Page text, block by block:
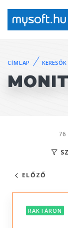
CÍMLAP KERESŐK
76
ELŐZŐ
RAKTÁRON